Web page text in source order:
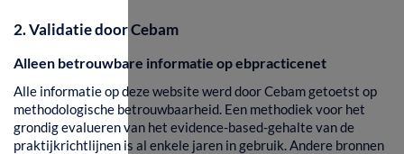
2. Validatie door Cebam
Alleen betrouwbare informatie op ebpracticenet
Alle informatie op deze website werd door Cebam getoetst op
methodologische betrouwbaarheid. Een methodiek voor het
grondig evalueren van het evidence-based-gehalte van de
praktijkrichtlijnen is al enkele jaren in gebruik. Andere bronnen